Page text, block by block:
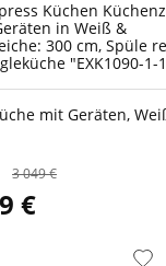
mit Geräten,
3 049 €
€